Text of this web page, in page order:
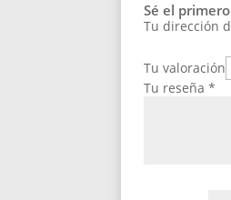
Sé el
Tu dirección
Tu valoración
Tu reseña *